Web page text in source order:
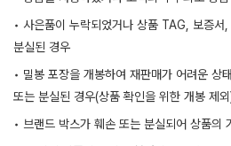
• 사은품이 누락되었거나 상품 TAG, 보증서
분실된 경우
• 밀봉 포장을 개봉하여 재판매가 어려운 상
또는 분실된 경우(상품 확인을 위한 개봉 제
• 브랜드 박스가 훼손 또는 분실되어 상품의